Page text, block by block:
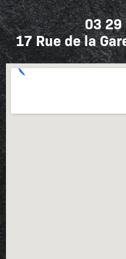
03 29
17 Rue de la